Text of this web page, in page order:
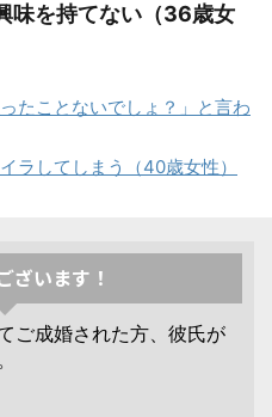
味を持てない（36歳女
たことないでしょ？」と言わ
ラしてしまう（40歳女性）
ざいます！
ご成婚された方、彼氏が